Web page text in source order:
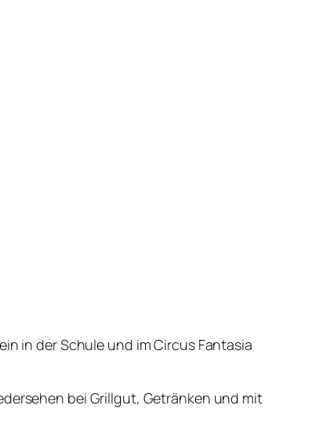
in der Schule und im Circus Fantasia
bei Grillgut, Getränken und mit